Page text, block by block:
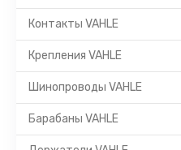
Контакты VAHLE
Крепления VAHLE
Шинопроводы VAHLE
Барабаны VAHLE